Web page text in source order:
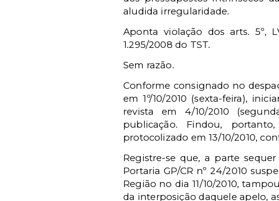
aludida irregularidade.
Aponta violação dos arts. 5º,
1.295/2008 do TST.
Sem razão.
Conforme consignado no
em 1º/10/2010 (sexta-feira),
revista em 4/10/2010
publicação. Findou,
protocolizado em 13/10/2010,
Registre-se que, a parte
Portaria GP/CR nº 24/2010
Região no dia 11/10/2010,
da interposição daquele apelo,